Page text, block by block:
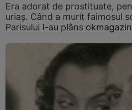
Era adorat de prostituate,
uriaș. Când a murit faimosul
Parisului l-au plâns